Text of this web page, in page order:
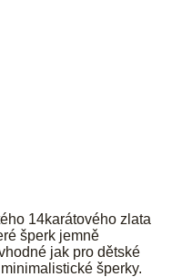
14karátového zlata
šperk jemně
jak pro dětské
šperky.